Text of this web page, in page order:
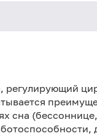
регулирующий
сна